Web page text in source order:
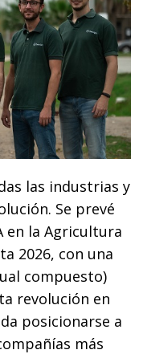
las industrias y
Se prevé
en la Agricultura
2026, con una
compuesto)
revolución en
posicionarse a
más